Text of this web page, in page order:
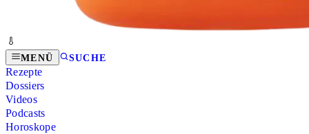
MENÜ SUCHE
Rezepte
Dossiers
Videos
Podcasts
Horoskope